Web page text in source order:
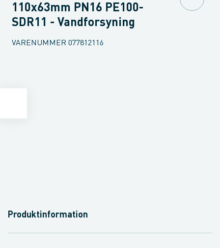
110x63mm PN16 PE100-
SDR11 - Vandforsyning
VARENUMMER 077812116
Produktinformation